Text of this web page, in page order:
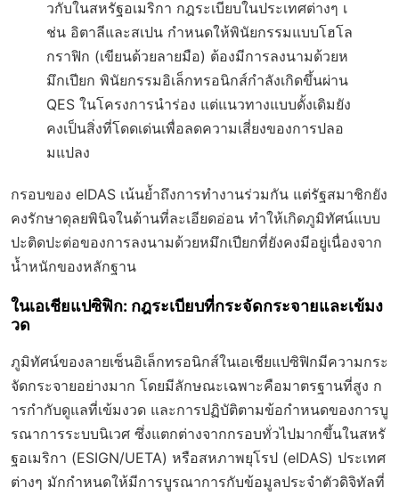
วกับในสหรัฐอเมริกา กฎระเบียบในประเทศต่างๆ เ
ช่น อิตาลีและสเปน กำหนดให้พินัยกรรมแบบโฮโล
กราฟิก (เขียนด้วยลายมือ) ต้องมีการลงนามด้วยห
มึกเปียก พินัยกรรมอิเล็กทรอนิกส์กำลังเกิดขึ้นผ่าน
QES ในโครงการนำร่อง แต่แนวทางแบบดั้งเดิมยัง
คงเป็นสิ่งที่โดดเด่นเพื่อลดความเสี่ยงของการปลอ
มแปลง
กรอบของ eIDAS เน้นย้ำถึงการทำงานร่วมกัน แต่รัฐสมาชิกยัง
คงรักษาดุลยพินิจในด้านที่ละเอียดอ่อน ทำให้เกิดภูมิทัศน์แบบ
ปะติดปะต่อของการลงนามด้วยหมึกเปียกที่ยังคงมีอยู่เนื่องจาก
น้ำหนักของหลักฐาน
ในเอเชียแปซิฟิก: กฎระเบียบที่กระจัดกระจายและเข้มง
วด
ภูมิทัศน์ของลายเซ็นอิเล็กทรอนิกส์ในเอเชียแปซิฟิกมีความกระ
จัดกระจายอย่างมาก โดยมีลักษณะเฉพาะคือมาตรฐานที่สูง ก
ารกำกับดูแลที่เข้มงวด และการปฏิบัติตามข้อกำหนดของการบู
รณาการระบบนิเวศ ซึ่งแตกต่างจากกรอบทั่วไปมากขึ้นในสหรั
ฐอเมริกา (ESIGN/UETA) หรือสหภาพยุโรป (eIDAS) ประเทศ
ต่างๆ มักกำหนดให้มีการบูรณาการกับข้อมูลประจำตัวดิจิทัลที่